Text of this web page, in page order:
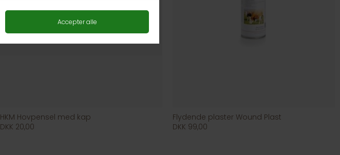
HKM Hovpensel med kap
DKK 20,00
Flydende plaster Wound Plast
DKK 99,00